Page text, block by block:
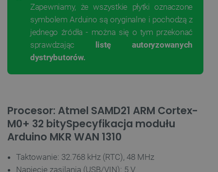
Zapewniamy, że wszystkie płytki oznaczone
symbolem Arduino są oryginalne i pochodzą z
jednego źródła - można się o tym przekonać
sprawdzając
listę autoryzowanych
dystrybutorów.
Procesor: Atmel SAMD21 ARM Cortex-
M0+ 32 bitySpecyfikacja modułu
Arduino MKR WAN 1310
Taktowanie: 32.768 kHz (RTC), 48 MHz
Napięcie zasilania (USB/VIN): 5 V
FUNKCJONALNOŚĆ
jak logowanie użytkownika i zarządzanie kontem.
Bez niezbędnych plików cookie nie można
prawidłowo korzystać ze strony internetowej.
PrestaShop-[abcdef0123456789]{32}